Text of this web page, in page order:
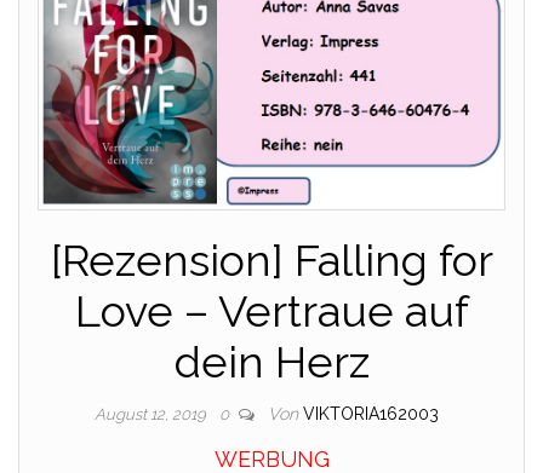
[Rezension] Falling for
Love – Vertraue auf
dein Herz
August 12, 2019 0 Von VIKTORIA162003
WERBUNG